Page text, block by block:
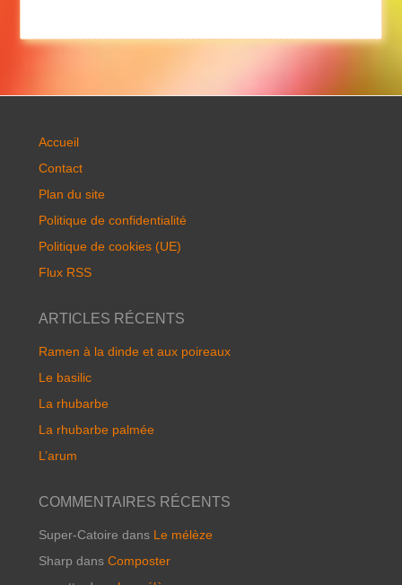
Accueil
Contact
Plan du site
Politique de confidentialité
Politique de cookies (UE)
Flux RSS
ARTICLES RÉCENTS
Ramen à la dinde et aux poireaux
Le basilic
La rhubarbe
La rhubarbe palmée
L’arum
COMMENTAIRES RÉCENTS
Super-Catoire dans Le mélèze
Sharp dans Composter